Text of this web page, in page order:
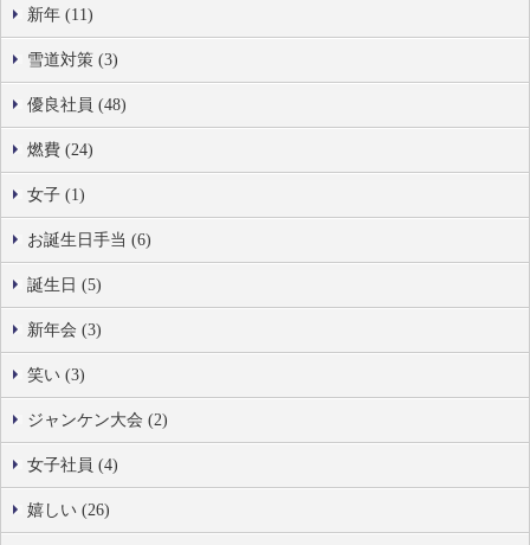
新年 (11)
雪道対策 (3)
優良社員 (48)
燃費 (24)
女子 (1)
お誕生日手当 (6)
誕生日 (5)
新年会 (3)
笑い (3)
ジャンケン大会 (2)
女子社員 (4)
嬉しい (26)